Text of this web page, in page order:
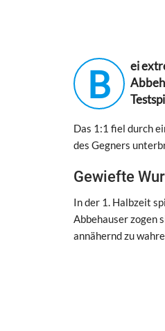
B
ei
Das 1:1 fiel durch
des Gegners
Gewiefte
In der 1. Halbzeit
Abbehauser zogen
annähernd zu